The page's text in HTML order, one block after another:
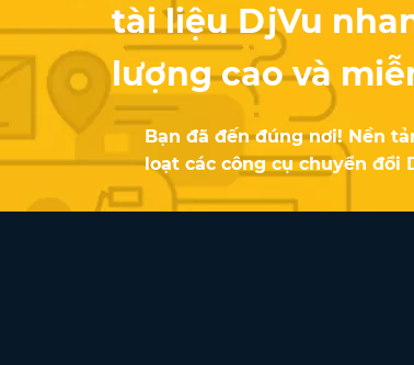
tài liệu DjVu
lượng cao và
Bạn đã đến đúng nơi! Nền
loạt các công cụ chuyển đổi